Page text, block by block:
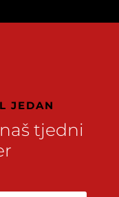
JEDAN
tjedni